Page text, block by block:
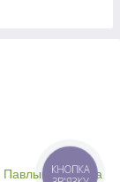
Павлыш, Україна
КНОПКА
ЗВ'ЯЗКУ